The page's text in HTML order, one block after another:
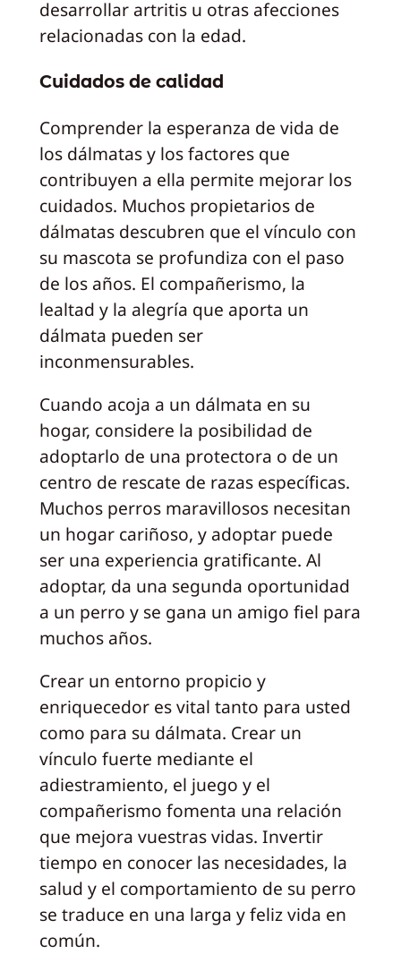
desarrollar artritis u otras afecciones
relacionadas con la edad.
Cuidados de calidad
Comprender la esperanza de vida de
los dálmatas y los factores que
contribuyen a ella permite mejorar los
cuidados. Muchos propietarios de
dálmatas descubren que el vínculo con
su mascota se profundiza con el paso
de los años. El compañerismo, la
lealtad y la alegría que aporta un
dálmata pueden ser
inconmensurables.
Cuando acoja a un dálmata en su
hogar, considere la posibilidad de
adoptarlo de una protectora o de un
centro de rescate de razas específicas.
Muchos perros maravillosos necesitan
un hogar cariñoso, y adoptar puede
ser una experiencia gratificante. Al
adoptar, da una segunda oportunidad
a un perro y se gana un amigo fiel para
muchos años.
Crear un entorno propicio y
enriquecedor es vital tanto para usted
como para su dálmata. Crear un
vínculo fuerte mediante el
adiestramiento, el juego y el
compañerismo fomenta una relación
que mejora vuestras vidas. Invertir
tiempo en conocer las necesidades, la
salud y el comportamiento de su perro
se traduce en una larga y feliz vida en
común.